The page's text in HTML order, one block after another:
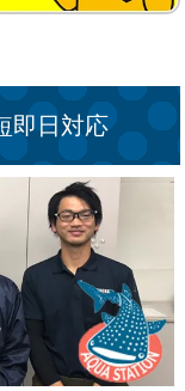
即日対応